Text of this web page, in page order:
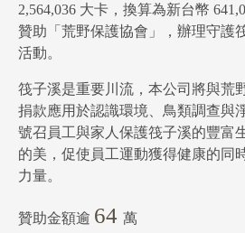
2,564,036 大卡，換算為新台幣
贊助「荒野保護協會」，辦理守護
活動。
筏子溪是重要川流，本公司將與荒
捐款應用於認識環境、鳥類調查與
號召員工與家人保護筏子溪的豐富
的美，促使員工運動獲得健康的同
力量。
贊助金額逾 64 萬